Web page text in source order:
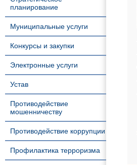
планирование
Муниципальные услуги
Конкурсы и закупки
Электронные услуги
Устав
Противодействие
мошенничеству
Противодействие коррупции
Профилактика терроризма